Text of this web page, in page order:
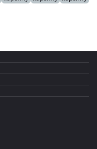
EMG40
Эквивал Эквивал